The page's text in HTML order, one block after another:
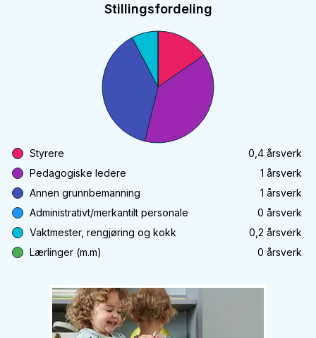
Stillingsfordeling
Styrere 0,4 årsverk
Pedagogiske ledere
1 årsverk
Annen grunnbemanning
1 årsverk
Administrativt/merkantilt personale
0 årsverk
Vaktmester, rengjøring og kokk
0,2 årsverk
Lærlinger (m.m)
0 årsverk